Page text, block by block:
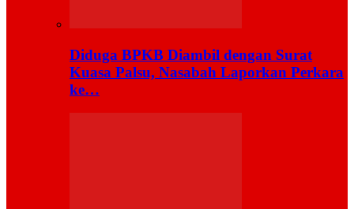
Diduga BPKB Diambil dengan Surat
Kuasa Palsu, Nasabah Laporkan Perkara
ke…